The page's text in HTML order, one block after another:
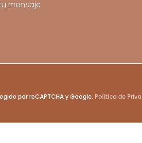
por reCAPTCHA y Google. Política de